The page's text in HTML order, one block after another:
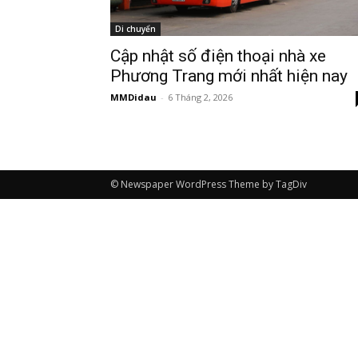
Di chuyển
Cập nhật số điện thoại nhà xe
Phương Trang mới nhất hiện nay
MMDidau - 6 Tháng 2, 2026
© Newspaper WordPress Theme by TagDiv